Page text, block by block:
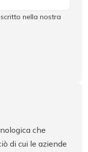
nella nostra
che
di cui le aziende